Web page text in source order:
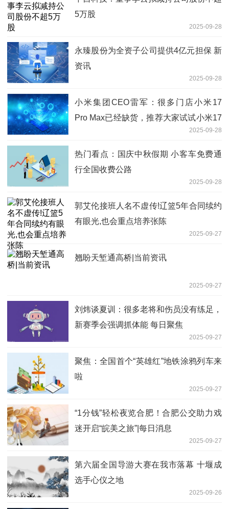
5万股
2025-09-28
永臻股份为全资子公司提供4亿元担保 新
资讯
2025-09-28
小米集团CEO雷军：很多门店小米17
Pro Max已经缺货，推荐大家试试小米17
2025-09-28
热门看点：国庆中秋假期 小客车免费通
行全国收费公路
2025-09-28
郭艾伦接班人名不虚传!辽篮5年合同续约
有眼光,也会重点培养张陈
2025-09-27
翘盼天堑通高桥|当前资讯
2025-09-27
刘炜谈夏训：很多老将和伤员没有练足，
新赛季会强调抓体能 每日聚焦
2025-09-27
聚焦：全国首个“英雄红”地铁涂鸦列车来
啦
2025-09-27
“1分钱”轻松夜览合肥！合肥公交助力戏
迷开启“皖美之旅”|每日消息
2025-09-27
第六届全国导游大赛在我市落幕 十堰成
选手心仪之地
2025-09-26